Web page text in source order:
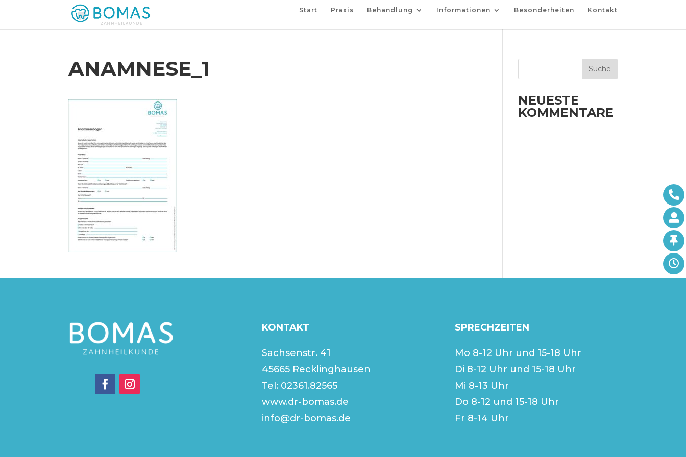
Start Praxis Behandlung Informationen Besonderheiten Kontakt
ANAMNESE_1
NEUESTE
KOMMENTARE
KONTAKT
Sachsenstr. 41
45665 Recklinghausen
Tel: 02361.82565
www.dr-bomas.de
info@dr-bomas.de
SPRECHZEITEN
Mo 8-12 Uhr und 15-18 Uhr
Di 8-12 Uhr und 15-18 Uhr
Mi 8-13 Uhr
Do 8-12 und 15-18 Uhr
Fr 8-14 Uhr